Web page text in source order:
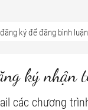
ký nhận
các chương